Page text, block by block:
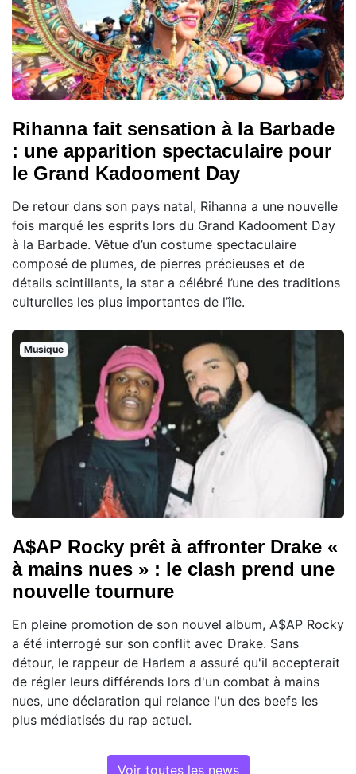
Rihanna fait sensation à la Barbade
: une apparition spectaculaire pour
le Grand Kadooment Day
De retour dans son pays natal, Rihanna a une nouvelle
fois marqué les esprits lors du Grand Kadooment Day
à la Barbade. Vêtue d’un costume spectaculaire
composé de plumes, de pierres précieuses et de
détails scintillants, la star a célébré l’une des traditions
culturelles les plus importantes de l’île.
Musique
A$AP Rocky prêt à affronter Drake «
à mains nues » : le clash prend une
nouvelle tournure
En pleine promotion de son nouvel album, A$AP Rocky
a été interrogé sur son conflit avec Drake. Sans
détour, le rappeur de Harlem a assuré qu'il accepterait
de régler leurs différends lors d'un combat à mains
nues, une déclaration qui relance l'un des beefs les
plus médiatisés du rap actuel.
Voir toutes les news